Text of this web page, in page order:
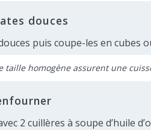
douces
puis coupe-les en cubes
taille homogène assurent une
2 cuillères à soupe d’huile